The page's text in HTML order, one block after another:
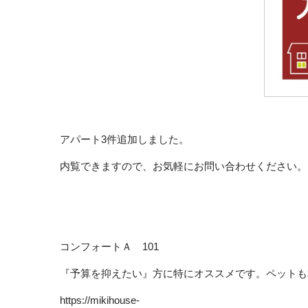
アパート3件追加しました。
内覧できますので、お気軽にお問い合わせください。
コンフォートＡ 101
『予算を抑えたい』方に特にオススメです。ペット
https://mikihouse-